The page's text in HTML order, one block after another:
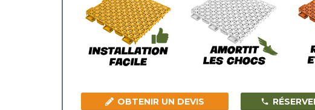
OBTENIR UN DEVIS